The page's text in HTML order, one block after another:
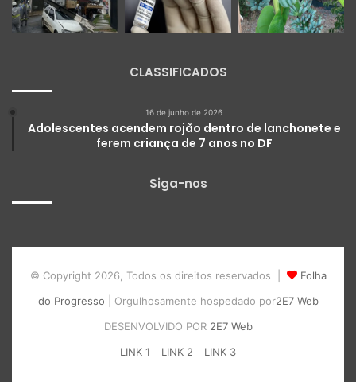
CLASSIFICADOS
16 de junho de 2026
Adolescentes acendem rojão dentro de lanchonete e
ferem criança de 7 anos no DF
Siga-nos
© Copyright 2026, Todos os direitos reservados |
Folha
do Progresso | Orgulhosamente hospedado por2E7 Web
DESENVOLVIDO POR 2E7 Web
LINK 1
LINK 2 LINK 3